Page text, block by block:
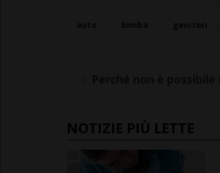
NOTIZIE PIÙ LETTE